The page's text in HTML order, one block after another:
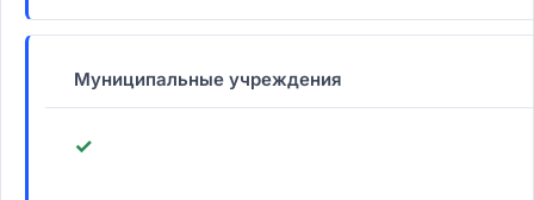
Муниципальные учреждения
✓